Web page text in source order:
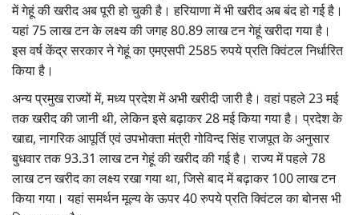
Language
English Hindi
में गेहूं की खरीद अब पूरी हो चुकी है। हरियाणा में भी खरीद अब बंद हो गई है।
यहां 75 लाख टन के लक्ष्य की जगह 80.89 लाख टन गेहूं खरीदा गया है।
इस वर्ष केंद्र सरकार ने गेहूं का एमएसपी 2585 रुपये प्रति क्विंटल निर्धारित
किया है।
अन्य प्रमुख राज्यों में, मध्य प्रदेश में अभी खरीदी जारी है। वहां पहले 23 मई
तक खरीद की जानी थी, लेकिन इसे बढ़ाकर 28 मई किया गया है। प्रदेश के
खाद्य, नागरिक आपूर्ति एवं उपभोक्ता मंत्री गोविन्द सिंह राजपूत के अनुसार
बुधवार तक 93.31 लाख टन गेहूं की खरीद की गई है। राज्य में पहले 78
लाख टन खरीद का लक्ष्य रखा गया था, जिसे बाद में बढ़ाकर 100 लाख टन
किया गया। यहां समर्थन मूल्य के ऊपर 40 रुपये प्रति क्विंटल का बोनस भी